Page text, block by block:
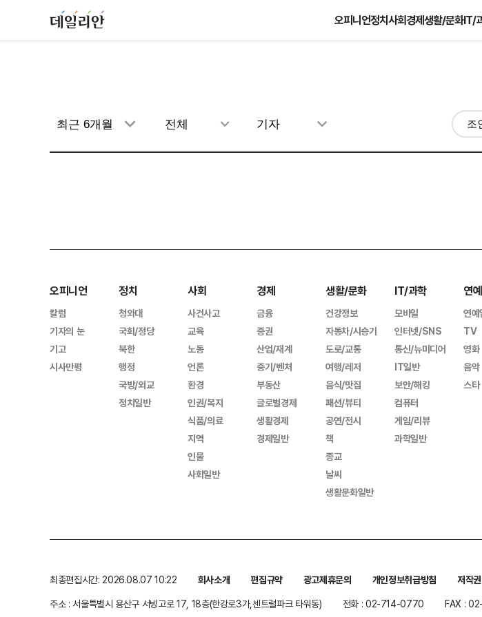
오피니언정치사회경제생활/문화IT/
오피니언
칼럼
기자의 눈
기고
시사만평
정치
청와대
국회/정당
북한
행정
국방/외교
정치일반
사회
사건사고
교육
노동
언론
환경
인권/복지
식품/의료
지역
인물
사회일반
경제
금융
증권
산업/재계
중기/벤처
부동산
글로벌경제
생활경제
경제일반
생활/문화
건강정보
자동차/시승기
도로/교통
여행/레저
음식/맛집
패션/뷰티
공연/전시
책
종교
날씨
생활문화일반
IT/과학
모바일
인터넷/SNS
통신/뉴미디어
IT일반
보안/해킹
컴퓨터
게임/리뷰
과학일반
연예
연예
TV
영화
음악
스타
최종편집시간: 2026.08.07 10:22 회사소개 편집규약 광고제휴문의 개인정보취급방침 저작
주소 : 서울특별시 용산구 서빙고로 17, 18층(한강로3가,센트럴파크 타워동)
전화 : 02-714-0770 FAX :